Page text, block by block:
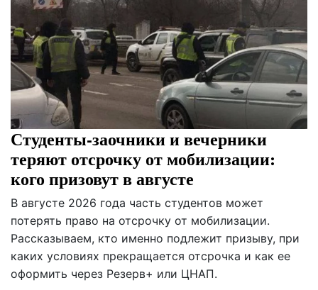
Студенты-заочники и вечерники
теряют отсрочку от мобилизации:
кого призовут в августе
В августе 2026 года часть студентов может
потерять право на отсрочку от мобилизации.
Рассказываем, кто именно подлежит призыву, при
каких условиях прекращается отсрочка и как ее
оформить через Резерв+ или ЦНАП.